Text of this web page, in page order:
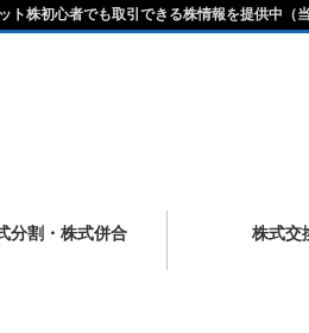
分割・株式併合 株式交
株初心者でも取引できる株情報を提供中（